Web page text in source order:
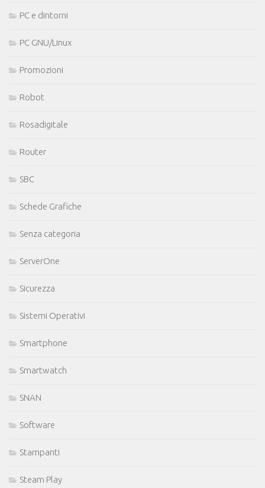
PC e dintorni
PC GNU/Linux
Promozioni
Robot
Rosadigitale
Router
SBC
Schede Grafiche
Senza categoria
ServerOne
Sicurezza
Sistemi Operativi
Smartphone
Smartwatch
SNAN
Software
Stampanti
Steam Play